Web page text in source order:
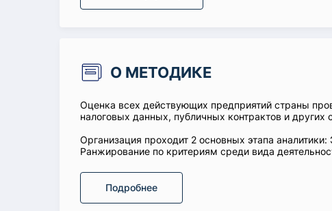
О МЕТОДИКЕ
Оценка всех действующих предприятий страны
налоговых данных, публичных контрактов и других
Организация проходит 2 основных этапа
Ранжирование по критериям среди вида
Подробнее